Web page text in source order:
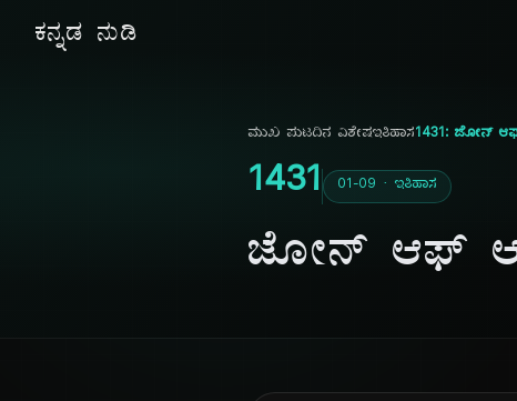
ಕನ್ನಡ ನುಡಿ
ಮುಖ ಪುಟದಿನ ವಿಶೇಷಇತಿಹಾಸ1431: ಜೋನ್
1431 01-09 · ಇತಿಹಾಸ
ಜೋನ್ ಆಫ್